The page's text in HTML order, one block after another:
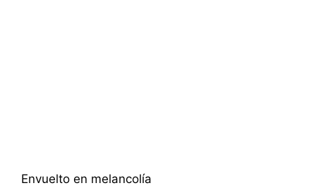
Envuelto en melancolía